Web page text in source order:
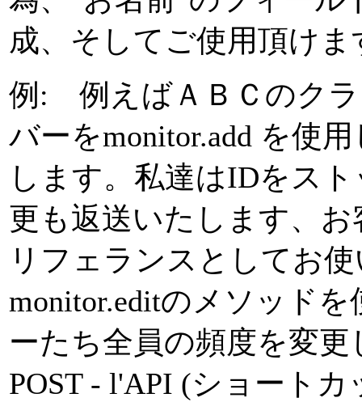
成、そしてご使用頂けま
例: 例えばＡＢＣのク
バーをmonitor.add を使
します。私達はIDをス
更も返送いたします、
リフェランスとしてお
monitor.editのメソッド
ーたち全員の頻度を変
POST - l'API (ショート